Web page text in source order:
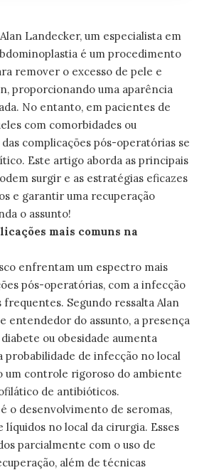
Landecker, um especialista em
é um procedimento
remover o excesso de pele e
proporcionando uma aparência
No entanto, em pacientes de
com comorbidades ou
complicações pós-operatórias se
Este artigo aborda as principais
surgir e as estratégias eficazes
e garantir uma recuperação
o assunto!
mais comuns na
enfrentam um espectro mais
pós-operatórias, com a infecção
frequentes. Segundo ressalta Alan
entendedor do assunto, a presença
ou obesidade aumenta
probabilidade de infecção no local
um controle rigoroso do ambiente
de antibióticos.
o desenvolvimento de seromas,
líquidos no local da cirurgia. Esses
parcialmente com o uso de
além de técnicas